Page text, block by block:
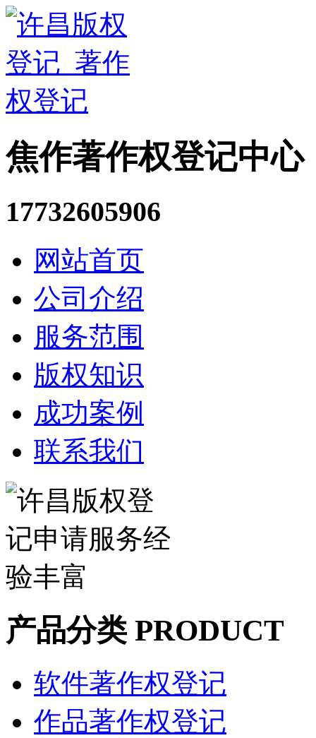
焦作著作权登记中心
17732605906
网站首页
公司介绍
服务范围
版权知识
成功案例
联系我们
产品分类 PRODUCT
软件著作权登记
作品著作权登记